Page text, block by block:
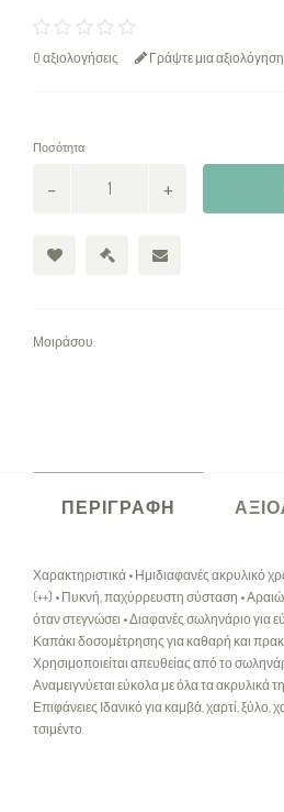
0 αξιολογήσεις Γράψτε μια αξιολόγηση
Ποσότητα
Μοιράσου:
ΠΕΡΙΓΡΑΦΉ
Χαρακτηριστικά • Ημιδιαφανές ακρυλικό
(++) • Πυκνή, παχύρρευστη σύσταση •
όταν στεγνώσει • Διαφανές σωληνάριο για
Καπάκι δοσομέτρησης για καθαρή και
Χρησιμοποιείται απευθείας από το
Αναμειγνύεται εύκολα με όλα τα ακρυλικά
Επιφάνειες Ιδανικό για καμβά, χαρτί, ξύλο,
τσιμέντο.